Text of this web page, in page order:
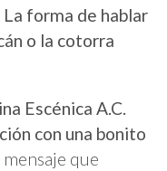
La forma de hablar
o la cotorra
Escénica A.C.
con una bonito
que